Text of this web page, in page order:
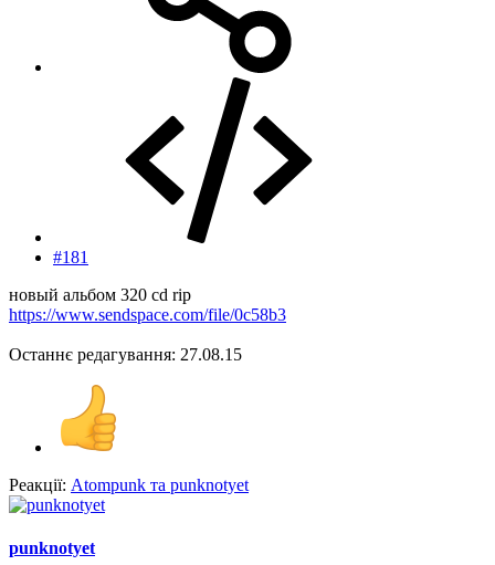
#181
новый альбом 320 cd rip
https://www.sendspace.com/file/0c58b3
Останнє редагування: 27.08.15
Реакції: Atompunk та punknotyet
punknotyet